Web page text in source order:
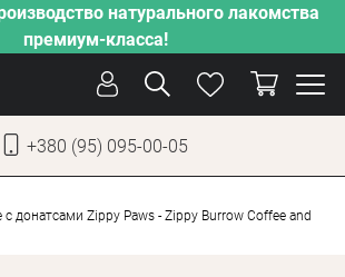
натурального лакомства
премиум-класса!
+380 (95) 095-00-05
донатсами Zippy Paws - Zippy Burrow Coffee and